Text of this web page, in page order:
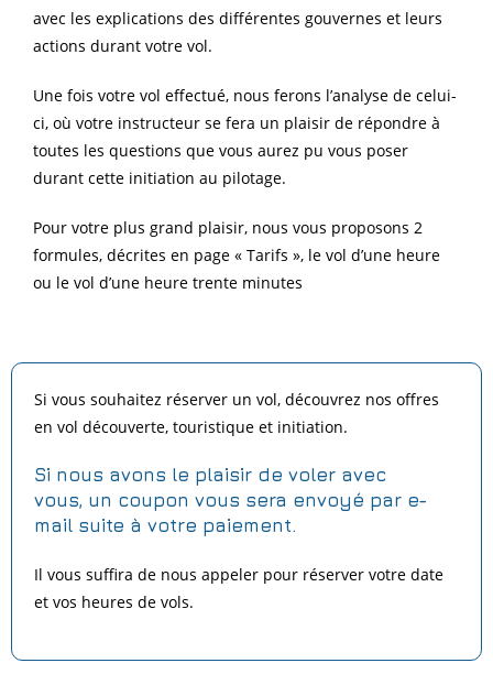
avec les explications des différentes gouvernes et leurs
actions durant votre vol.
Une fois votre vol effectué, nous ferons l’analyse de celui-
ci, où votre instructeur se fera un plaisir de répondre à
toutes les questions que vous aurez pu vous poser
durant cette initiation au pilotage.
Pour votre plus grand plaisir, nous vous proposons 2
formules, décrites en page « Tarifs », le vol d’une heure
ou le vol d’une heure trente minutes
Si vous souhaitez réserver un vol, découvrez nos offres
en vol découverte, touristique et initiation.
Si nous avons le plaisir de voler avec
vous, un coupon vous sera envoyé par e-
mail suite à votre paiement.
Il vous suffira de nous appeler pour réserver votre date
et vos heures de vols.